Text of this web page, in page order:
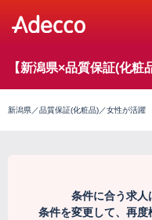
【新潟県×品質保証(化
新潟県／品質保証(化粧品)／女性が活躍
条件に合う求人
条件を変更して、再度